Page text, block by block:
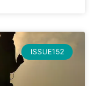
ISSUE152